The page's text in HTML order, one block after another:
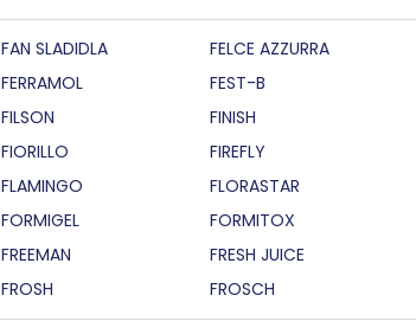
FAN SLADIDLA FELCE AZZURRA
FERRAMOL FEST-B
FILSON FINISH
FIORILLO FIREFLY
FLAMINGO FLORASTAR
FORMIGEL FORMITOX
FREEMAN FRESH JUICE
FROSH FROSCH